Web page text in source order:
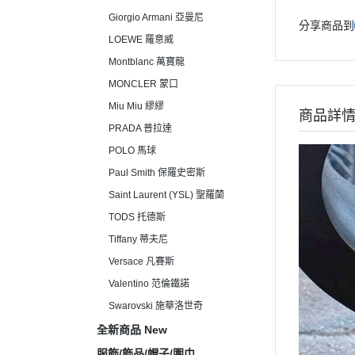
Giorgio Armani 亞曼尼
LOEWE 羅意威
Montblanc 萬寶龍
MONCLER 蒙口
Miu Miu 繆繆
PRADA 普拉達
POLO 馬球
Paul Smith 保羅史密斯
Saint Laurent (YSL) 聖羅蘭
TODS 托德斯
Tiffany 蒂夫尼
Versace 凡賽斯
Valentino 范倫鐵諾
Swarovski 施華洛世奇
全新商品 New
分享商品到
商品詳情